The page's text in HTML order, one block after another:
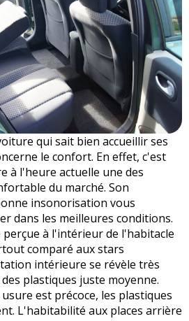
qui sait bien accueillir ses
le confort. En effet, c'est
à l'heure actuelle une des
du marché. Son
insonorisation vous
dans les meilleures conditions.
perçue à l'intérieur de l'habitacle
comparé aux stars
intérieure se révèle très
plastiques juste moyenne.
est précoce, les plastiques
L'habitabilité aux places arrière